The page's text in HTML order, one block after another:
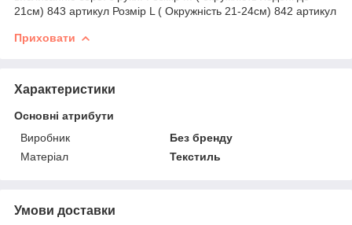
21см) 843 артикул Розмір L ( Окружність 21-24см) 842 артикул
Приховати
Характеристики
Основні атрибути
Виробник
Без бренду
Матеріал
Текстиль
Умови доставки